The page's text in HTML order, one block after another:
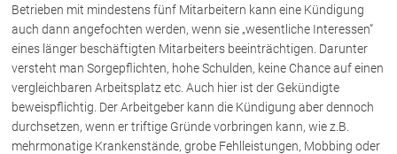
Dr. Stefan Müller
Dr. Petra Piccolruaz
Mag. Patrick Piccolruaz
Dr. Roland Piccolruaz †
Mag. Raphaela Klotz
Betrieben mit mindestens fünf Mitarbeitern kann eine Kündigung
auch dann angefochten werden, wenn sie „wesentliche Interessen“
eines länger beschäftigten Mitarbeiters beeinträchtigen. Darunter
versteht man Sorgepflichten, hohe Schulden, keine Chance auf einen
vergleichbaren Arbeitsplatz etc. Auch hier ist der Gekündigte
beweispflichtig. Der Arbeitgeber kann die Kündigung aber dennoch
durchsetzen, wenn er triftige Gründe vorbringen kann, wie z.B.
mehrmonatige Krankenstände, grobe Fehlleistungen, Mobbing oder